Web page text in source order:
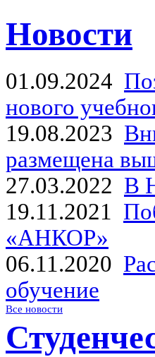
Новости
01.09.2024
нового
19.08.2023
размещена
27.03.2022 В
19.11.2021
«АНКОР»
06.11.2020
обучение
Все новости